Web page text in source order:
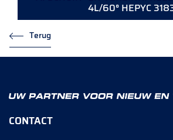
4L/60° HEPYC
Terug
CONTACT